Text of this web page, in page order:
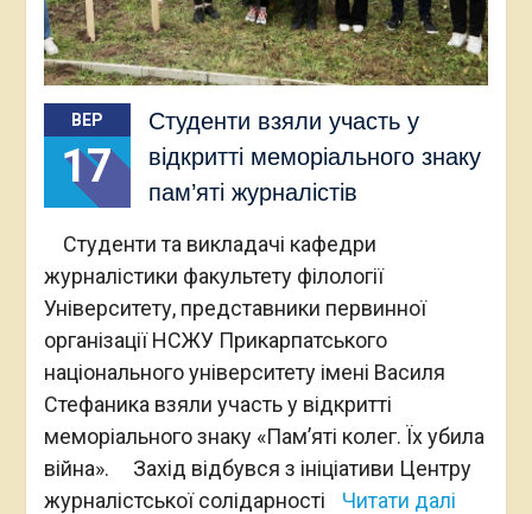
ВЕР
17
Студенти взяли участь у
відкритті меморіального знаку
пам’яті журналістів
Студенти та викладачі кафедри
журналістики факультету філології
Університету, представники первинної
організації НСЖУ Прикарпатського
національного університету імені Василя
Стефаника взяли участь у відкритті
меморіального знаку «Пам’яті колег. Їх убила
війна». Захід відбувся з ініціативи Центру
журналістської солідарності
Читати далі